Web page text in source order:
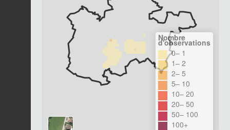
Nombre
d'observations
0– 1
1– 2
2– 5
5– 10
10– 20
20– 50
50– 100
100+